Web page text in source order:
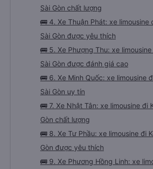
Sài Gòn chất lượng
🚌 4. Xe Thuận Phát: xe limousine
Sài Gòn được yêu thích
🚌 5. Xe Phượng Thu: xe
Sài Gòn được đánh giá cao
🚌 6. Xe Minh Quốc: xe limousine
Sài Gòn uy tín
🚌 7. Xe Nhật Tân: xe limousine đi
Gòn chất lượng
🚌 8. Xe Tư Phầu: xe limousine đi
Gòn được yêu thích
🚌 9. Xe Phương Hồng Linh: xe